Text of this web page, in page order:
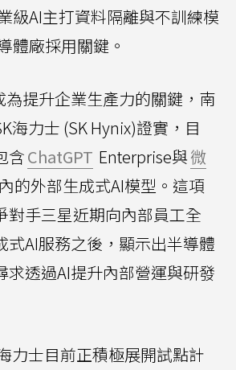
級AI主打資料隔離與不訓練模
體廠採用關鍵。
為提升企業生產力的關鍵，南
海力士 (SK Hynix)證實，目
含ChatGPT Enterprise與微
的外部生成式AI模型。這項
對手三星近期向內部員工全
式AI服務之後，顯示出半導體
求透過AI提升內部營運與研發
力士目前正積極展開試點計